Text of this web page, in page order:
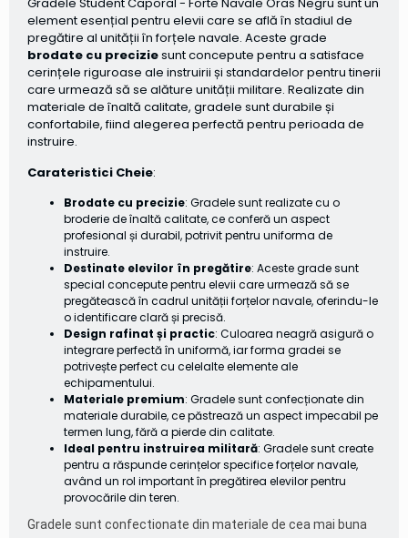
Gradele Student Caporal - Forte Navale Oras Negru sunt un
element esențial pentru elevii care se află în stadiul de
pregătire al unității în forțele navale. Aceste grade
brodate cu preciziesunt concepute pentru a satisface
cerințele riguroase ale instruirii și standardelor pentru tinerii
care urmează să se alăture unității militare. Realizate din
materiale de înaltă calitate, gradele sunt durabile și
confortabile, fiind alegerea perfectă pentru perioada de
instruire.
Carateristici Cheie:
Brodate cu precizie: Gradele sunt realizate cu o
broderie de înaltă calitate, ce conferă un aspect
profesional și durabil, potrivit pentru uniforma de
instruire.
Destinate elevilor în pregătire: Aceste grade sunt
special concepute pentru elevii care urmează să se
pregătească în cadrul unității forțelor navale, oferindu-le
o identificare clară și precisă.
Design rafinat și practic: Culoarea neagră asigură o
integrare perfectă în uniformă, iar forma gradei se
potrivește perfect cu celelalte elemente ale
echipamentului.
Materiale premium: Gradele sunt confecționate din
materiale durabile, ce păstrează un aspect impecabil pe
termen lung, fără a pierde din calitate.
Ideal pentru instruirea militară: Gradele sunt create
pentru a răspunde cerințelor specifice forțelor navale,
având un rol important în pregătirea elevilor pentru
provocările din teren.
Gradele sunt confectionate din materiale de cea mai buna